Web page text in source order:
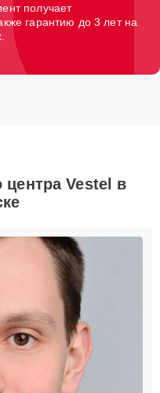
получает
гарантию до 3 лет на
центра Vestel в